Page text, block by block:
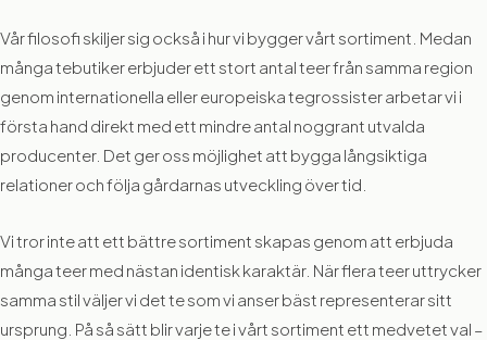
Vår filosofi skiljer sig också i hur vi bygger vårt sortiment. Medan
många tebutiker erbjuder ett stort antal teer från samma region
genom internationella eller europeiska tegrossister arbetar vi i
första hand direkt med ett mindre antal noggrant utvalda
producenter. Det ger oss möjlighet att bygga långsiktiga
relationer och följa gårdarnas utveckling över tid.
Vi tror inte att ett bättre sortiment skapas genom att erbjuda
många teer med nästan identisk karaktär. När flera teer uttrycker
samma stil väljer vi det te som vi anser bäst representerar sitt
ursprung. På så sätt blir varje te i vårt sortiment ett medvetet val –